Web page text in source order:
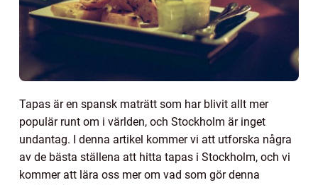
Tapas är en spansk maträtt som har blivit allt mer
populär runt om i världen, och Stockholm är inget
undantag. I denna artikel kommer vi att utforska några
av de bästa ställena att hitta tapas i Stockholm, och vi
kommer att lära oss mer om vad som gör denna